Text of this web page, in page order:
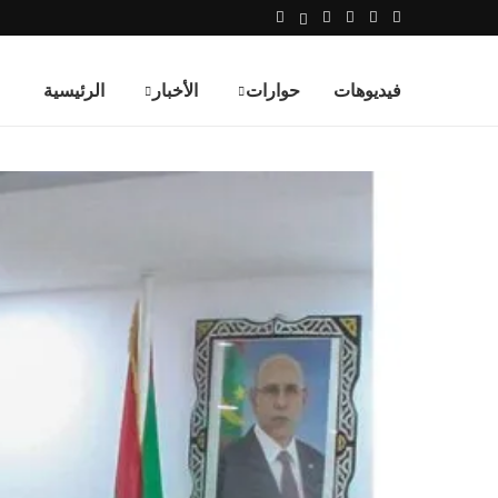
الرئيسية الأخبار حوارات فيديوهات